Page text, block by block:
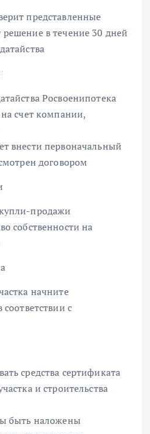
представленные
в течение 30 дней
Росвоенипотека
на счет компании,
внести первоначальный
договором
продажи
собственности на
начните
с
средства сертификата
и строительства
быть наложены